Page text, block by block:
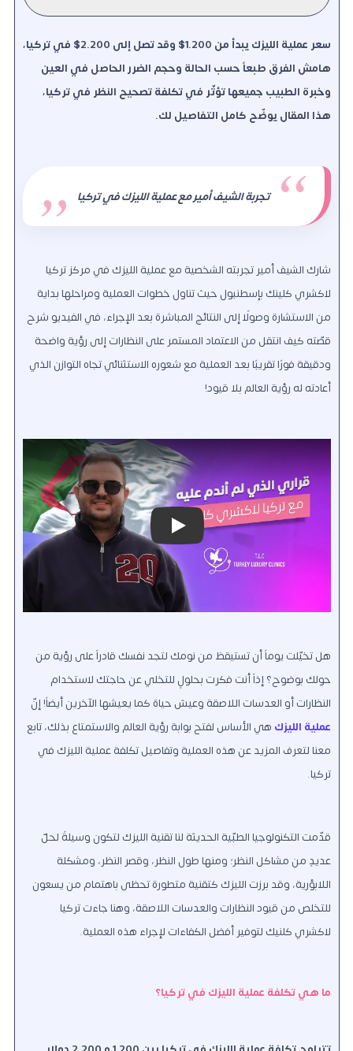
سعر عملية الليزك يبدأ من 1.200$ وقد تصل إلى 2.200$ في تركيا،
هامش الفرق طبعاً حسب الحالة وحجم الضرر الحاصل في العين
وخبرة الطبيب جميعها تؤثّر في تكلفة تصحيح النظر في تركيا،
هذا المقال يوضّح كامل التفاصيل لك.
تجربة الشيف أمير مع عملية الليزك في تركيا
شارك الشيف أمير تجربته الشخصية مع عملية الليزك في مركز تركيا
لاكشري كلينك بإسطنبول حيث تناول خطوات العملية ومراحلها بداية
من الاستشارة وصولًا إلى النتائج المباشرة بعد الإجراء، في الفيديو شرح
قصّته كيف انتقل من الاعتماد المستمر على النظارات إلى رؤية واضحة
ودقيقة فورًا تقريبًا بعد العملية مع شعوره الاستثنائي تجاه التوازن الذي
أعادته له رؤية العالم بلا قيود!
Play
هل تخيّلت يوماً أن تستيقظ من نومك لتجد نفسك قادراً على رؤية من
حولك بوضوح؟ إذاً أنت فكرت بحلولٍ للتخلي عن حاجتك لاستخدام
النظارات أو العدسات اللاصقة وعيش حياة كما يعيشها الآخرين أيضاً! إنّ
عملية الليزك هي الأساس لفتح بوابة رؤية العالم والاستمتاع بذلك، تابع
معنا لتعرف المزيد عن هذه العملية وتفاصيل تكلفة عملية الليزك في
تركيا.
قدّمت التكنولوجيا الطبّية الحديثة لنا تقنية الليزك لتكون وسيلةً لحلّ
عديدٍ من مشاكل النظر؛ ومنها طول النظر، وقصر النظر، ومشكلة
اللابؤرية، وقد برزت الليزك كتقنية متطورة تحظى باهتمام من يسعون
للتخلص من قيود النظارات والعدسات اللاصقة، وهنا جاءت تركيا
لاكشري كلنيك لتوفير أفضل الكفاءات لإجراء هذه العملية.
ما هي تكلفة عملية الليزك في تركيا؟